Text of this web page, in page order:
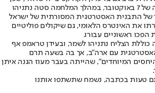
מעבר לטראומה הנוראה של 7 באוקטובר, במהלך המלחמה סטה נתניהו
של התבנית האסטרטגית המסורתית של ישראל
את האינטרס הלאומי, גם שיקולים פוליטיים
הפכו ראשוניים עבורו.
כוללת הצליח נתניהו לשמר, ובעידן טראמפ אף
עם ארה"ב, אך בה בשעה תרם
המיוחדים", שהייתה בעבר מעוז הגנה איתן
טעות בכתבה, נשמח שתשתפו אותנו